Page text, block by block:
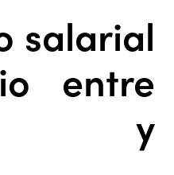
salarial
entre
y